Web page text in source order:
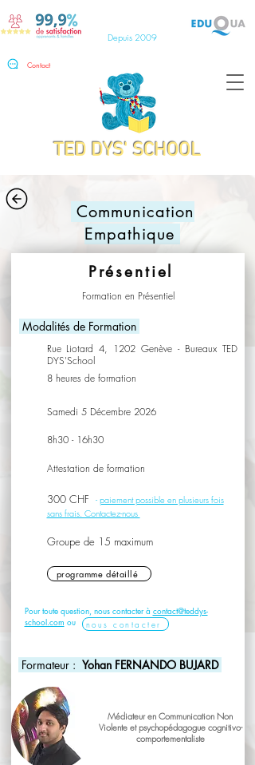
TED DYS' SCHOOL
Contact
Depuis 2009
Communication
Empathique
Présentiel
Formation en Présentiel
Modalités de Formation
​Rue Liotard 4, 1202 Genève - Bureaux TED
DYS'School
8 heures de formation
Samedi 5 Décembre 2026
8h30 - 16h30
Attestation de formation
300 CHF - paiement possible en plusieurs fois
sans frais. Contactez-nous
Groupe de 15 maximum
programme détaillé
Médiateur en Communication Non
Violente et psychopédagogue cognitivo-
comportementaliste
Formateur : Yohan FERNANDO BUJARD
Pour toute question, nous contacter à contact@teddys-
school.com ou nous contacter